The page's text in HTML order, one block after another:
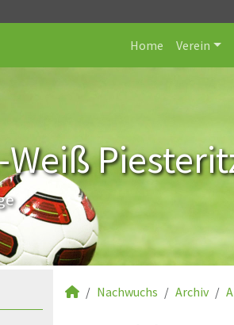
Home Verein
Nachwuchs Archiv